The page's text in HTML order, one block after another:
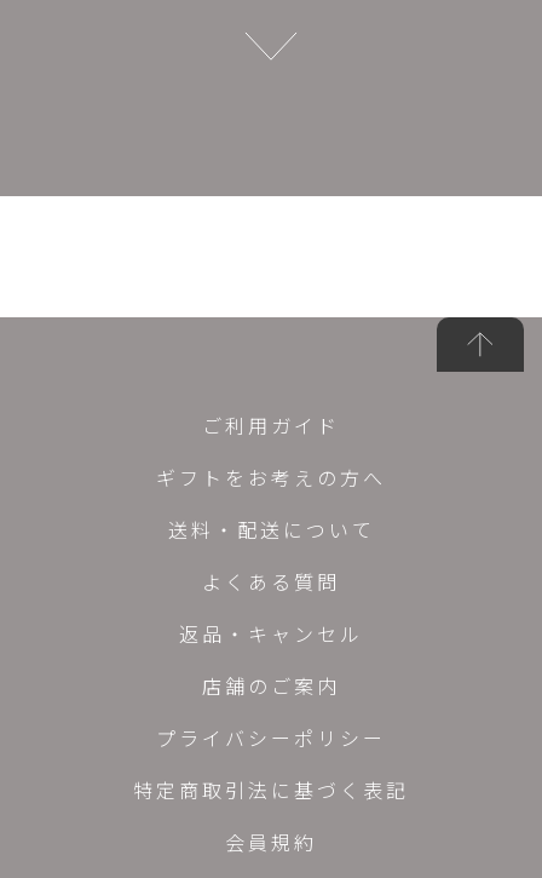
ご利用ガイド
ギフトをお考えの方へ
送料・配送について
よくある質問
返品・キャンセル
店舗のご案内
プライバシーポリシー
特定商取引法に基づく表記
会員規約